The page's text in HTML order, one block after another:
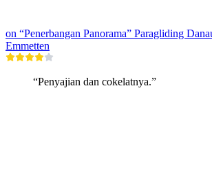
on “Penerbangan Panorama” Paragliding
Emmetten
“Penyajian dan cokelatnya.”